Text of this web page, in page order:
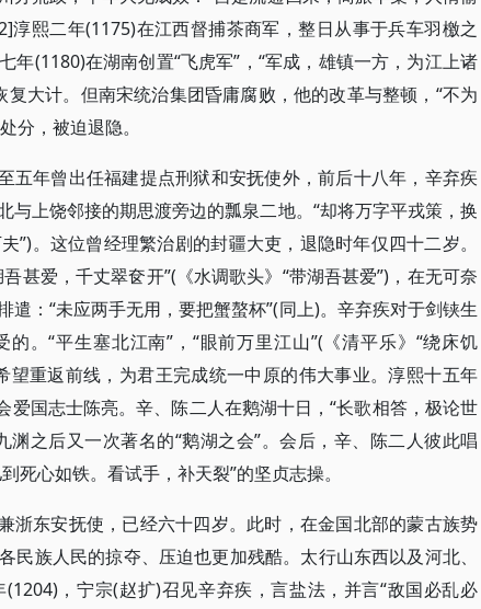
淳熙二年(1175)在江西督捕茶商军，整日从事于兵车羽檄之
年(1180)在湖南创置“飞虎军”，“军成，雄镇一方，为江上诸
大计。但南宋统治集团昏庸腐败，他的改革与整顿，“不为
分，被迫退隐。
五年曾出任福建提点刑狱和安抚使外，前后十八年，辛弃疾
与上饶邻接的期思渡旁边的瓢泉二地。“却将万字平戎策，换
”)。这位曾经理繁治剧的封疆大吏，退隐时年仅四十二岁。
甚爱，千丈翠奁开”(《水调歌头》“带湖吾甚爱”)，在无可奈
：“未应两手无用，要把蟹螯杯”(同上)。辛弃疾对于剑铗生
。“平生塞北江南”，“眼前万里江山”(《清平乐》“绕床饥
望重返前线，为君王完成统一中原的伟大事业。淳熙十五年
国志士陈亮。辛、陈二人在鹅湖十日，“长歌相答，极论世
之后又一次著名的“鹅湖之会”。会后，辛、陈二人彼此唱
死心如铁。看试手，补天裂”的坚贞志操。
浙东安抚使，已经六十四岁。此时，在金国北部的蒙古族势
民族人民的掠夺、压迫也更加残酷。太行山东西以及河北、
，宁宗(赵扩)召见辛弃疾，言盐法，并言“敌国必乱必